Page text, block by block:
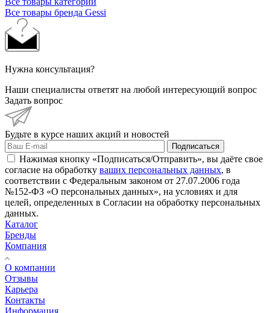
Все товары бренда Gessi
Нужна консультация?
Наши специалисты ответят на любой интересующий вопрос
Задать вопрос
Будьте в курсе наших акций и новостей
Подписаться
Нажимая кнопку «Подписаться/Отправить», вы даёте свое
согласие на обработку ваших персональных данных, в
соответствии с Федеральным законом от 27.07.2006 года
№152-ФЗ «О персональных данных», на условиях и для
целей, определенных в Согласии на обработку персональных
данных.
Каталог
Бренды
Компания
О компании
Отзывы
Карьера
Контакты
Информация